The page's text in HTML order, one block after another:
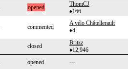
opened
ThomCJ
♦166
commented
A vélo Châtellerault
♦4
closed
Britzz
♦12,946
opened ---